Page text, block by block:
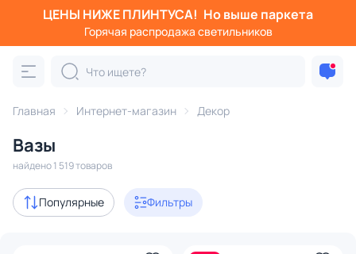
ЦЕНЫ НИЖЕ ПЛИНТУСА! Но выше паркета
Горячая распродажа светильников
Главная Интернет-магазин Декор
Вазы
найдено 1 519 товаров
Популярные Фильтры
Фильтры
Категория: Вазы
декоративные для цветов разноцветные
Акции 286
с 3D-моделями